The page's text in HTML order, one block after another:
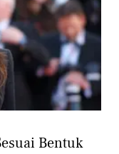
Bentuk